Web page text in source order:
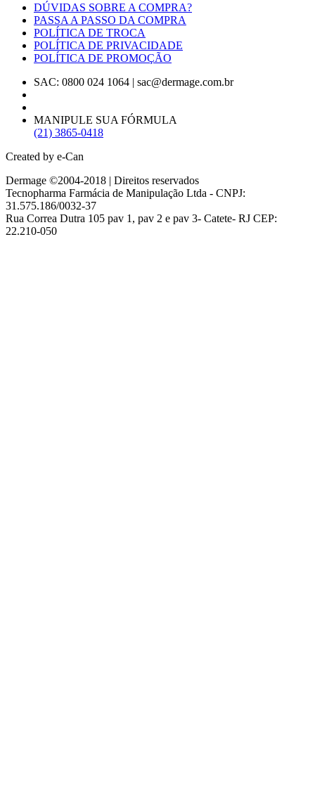
DÚVIDAS SOBRE A COMPRA?
PASSA A PASSO DA COMPRA
POLÍTICA DE TROCA
POLÍTICA DE PRIVACIDADE
POLÍTICA DE PROMOÇÃO
SAC: 0800 024 1064 | sac@dermage.com.br
MANIPULE SUA FÓRMULA
(21) 3865-0418
Created by e-Can
Dermage ©2004-2018 | Direitos reservados
Tecnopharma Farmácia de Manipulação Ltda - CNPJ:
31.575.186/0032-37
Rua Correa Dutra 105 pav 1, pav 2 e pav 3- Catete- RJ CEP:
22.210-050